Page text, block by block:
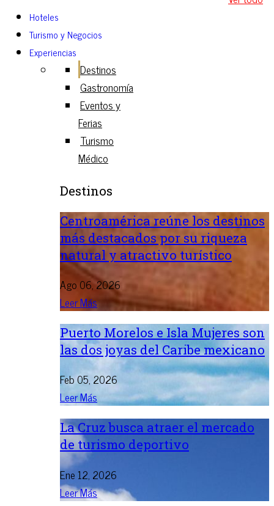
Hoteles
Turismo y Negocios
Experiencias
Destinos
Gastronomía
Eventos y
Ferias
Turismo
Médico
Destinos
Centroamérica reúne los destinos
más destacados por su riqueza
natural y atractivo turístico
Ago 06, 2026
Leer Más
Puerto Morelos e Isla Mujeres son
las dos joyas del Caribe mexicano
Feb 05, 2026
Leer Más
La Cruz busca atraer el mercado
de turismo deportivo
Ene 12, 2026
Leer Más